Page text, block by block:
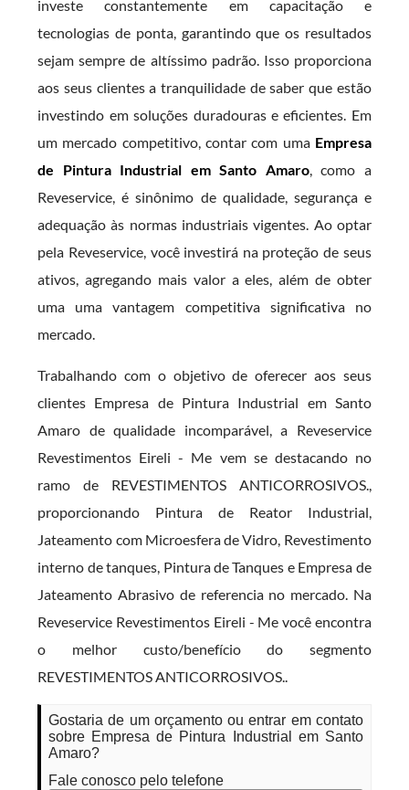
investe constantemente em capacitação e
tecnologias de ponta, garantindo que os resultados
sejam sempre de altíssimo padrão. Isso proporciona
aos seus clientes a tranquilidade de saber que estão
investindo em soluções duradouras e eficientes. Em
um mercado competitivo, contar com uma Empresa
de Pintura Industrial em Santo Amaro, como a
Reveservice, é sinônimo de qualidade, segurança e
adequação às normas industriais vigentes. Ao optar
pela Reveservice, você investirá na proteção de seus
ativos, agregando mais valor a eles, além de obter
uma uma vantagem competitiva significativa no
mercado.
Trabalhando com o objetivo de oferecer aos seus
clientes Empresa de Pintura Industrial em Santo
Amaro de qualidade incomparável, a Reveservice
Revestimentos Eireli - Me vem se destacando no
ramo de REVESTIMENTOS ANTICORROSIVOS.,
proporcionando Pintura de Reator Industrial,
Jateamento com Microesfera de Vidro, Revestimento
interno de tanques, Pintura de Tanques e Empresa de
Jateamento Abrasivo de referencia no mercado. Na
Reveservice Revestimentos Eireli - Me você encontra
o melhor custo/benefício do segmento
REVESTIMENTOS ANTICORROSIVOS..
Gostaria de um orçamento ou entrar em contato
sobre Empresa de Pintura Industrial em Santo
Amaro?
Fale conosco pelo telefone